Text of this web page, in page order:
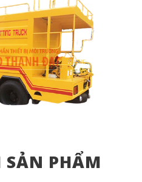
PHẨM